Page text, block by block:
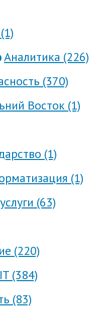
Аналитика (226)
(370)
Восток (1)
(1)
(1)
(63)
(220)
IT (384)
(83)